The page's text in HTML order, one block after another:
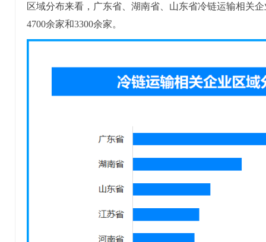
区域分布来看，广东省、湖南省、山东省冷链运输相关
4700余家和3300余家。